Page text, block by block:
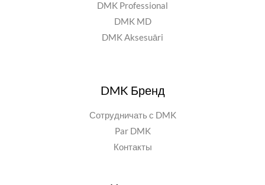
DMK Professional
DMK MD
DMK Aksesuāri
DMK Бренд
Сотрудничать с DMK
Par DMK
Контакты